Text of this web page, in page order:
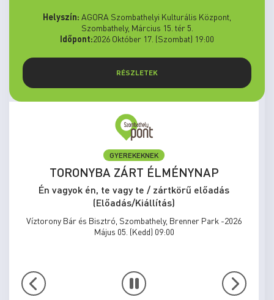
Helyszín: AGORA Szombathelyi Kulturális Központ,
Szombathely, Március 15. tér 5.
Időpont:2026 Október 17. (Szombat) 19:00
RÉSZLETEK
GYEREKEKNEK
TORONYBA ZÁRT ÉLMÉNYNAP
Én vagyok én, te vagy te / zártkörű előadás
(Előadás/Kiállítás)
Víztorony Bár és Bisztró, Szombathely, Brenner Park -2026
Május 05. (Kedd) 09:00